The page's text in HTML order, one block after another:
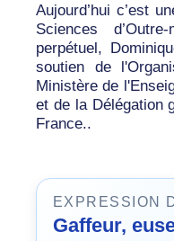
Aujourd’hui c’est
Sciences
perpétuel,
soutien de
Ministère de
et de la Délégation
France..
EXPRESSION
Gaffeur,